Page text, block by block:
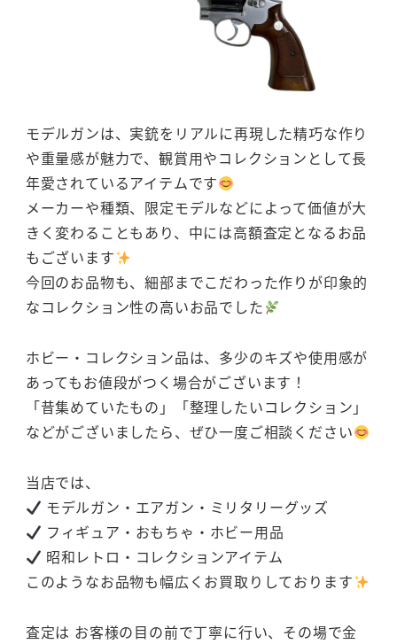
モデルガンは、実銃をリアルに再現した精巧な作り
や重量感が魅力で、観賞用やコレクションとして長
年愛されているアイテムです
メーカーや種類、限定モデルなどによって価値が大
きく変わることもあり、中には高額査定となるお品
もございます
今回のお品物も、細部までこだわった作りが印象的
なコレクション性の高いお品でした
ホビー・コレクション品は、多少のキズや使用感が
あってもお値段がつく場合がございます！
「昔集めていたもの」「整理したいコレクション」
などがございましたら、ぜひ一度ご相談ください
当店では、
モデルガン・エアガン・ミリタリーグッズ
フィギュア・おもちゃ・ホビー用品
昭和レトロ・コレクションアイテム
このようなお品物も幅広くお買取りしております
査定は お客様の目の前で丁寧に行い、その場で金